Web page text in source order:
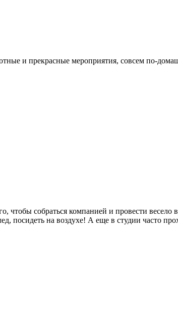
и прекрасные мероприятия, совсем по-
чтобы собраться компанией и провести
на воздухе! А еще в студии часто